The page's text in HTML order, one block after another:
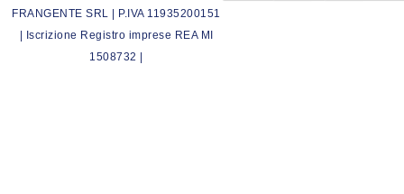
FRANGENTE SRL | P.IVA 11935200151
| Iscrizione Registro imprese REA MI
1508732 |